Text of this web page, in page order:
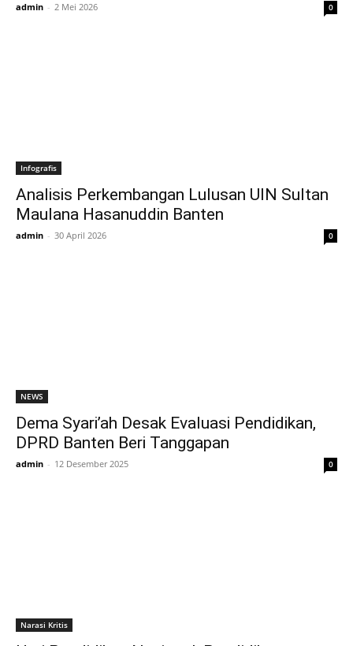
admin - 2 Mei 2026 0
Infografis
Analisis Perkembangan Lulusan UIN Sultan
Maulana Hasanuddin Banten
admin - 30 April 2026 0
NEWS
Dema Syari’ah Desak Evaluasi Pendidikan,
DPRD Banten Beri Tanggapan
admin - 12 Desember 2025 0
Narasi Kritis